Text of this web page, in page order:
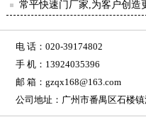
常平快速门厂家,为客户创造
电 话：020-39174802
手 机：13924035396
邮 箱：gzqx168@163.com
公司地址：广州市番禺区石楼